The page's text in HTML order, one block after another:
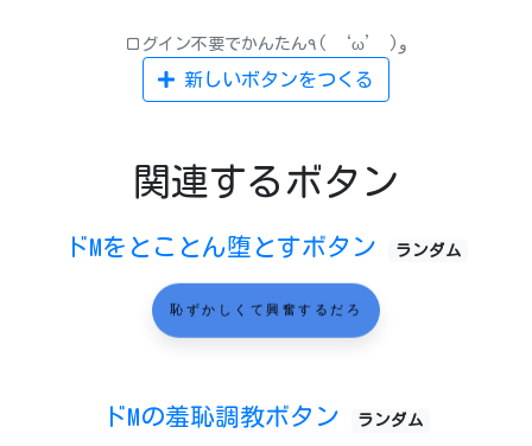
ログイン不要でかんたん٩( ‘ω’ )و
新しいボタンをつくる
関連するボタン
ドMをとことん堕とすボタン ランダム
恥ずかしくて興奮するだろ
ドMの羞恥調教ボタン ランダム